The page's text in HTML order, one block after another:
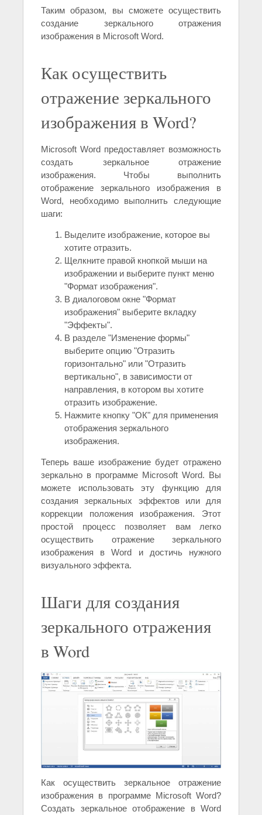
Таким образом, вы сможете осуществить
создание зеркального отражения
изображения в Microsoft Word.
Как осуществить
отражение зеркального
изображения в Word?
Microsoft Word предоставляет возможность
создать зеркальное отражение
изображения. Чтобы выполнить
отображение зеркального изображения в
Word, необходимо выполнить следующие
шаги:
Выделите изображение, которое вы
хотите отразить.
Щелкните правой кнопкой мыши на
изображении и выберите пункт меню
"Формат изображения".
В диалоговом окне "Формат
изображения" выберите вкладку
"Эффекты".
В разделе "Изменение формы"
выберите опцию "Отразить
горизонтально" или "Отразить
вертикально", в зависимости от
направления, в котором вы хотите
отразить изображение.
Нажмите кнопку "ОК" для применения
отображения зеркального
изображения.
Теперь ваше изображение будет отражено
зеркально в программе Microsoft Word. Вы
можете использовать эту функцию для
создания зеркальных эффектов или для
коррекции положения изображения. Этот
простой процесс позволяет вам легко
осуществить отражение зеркального
изображения в Word и достичь нужного
визуального эффекта.
Шаги для создания
зеркального отражения
в Word
Как осуществить зеркальное отражение
изображения в программе Microsoft Word?
Создать зеркальное отображение в Word